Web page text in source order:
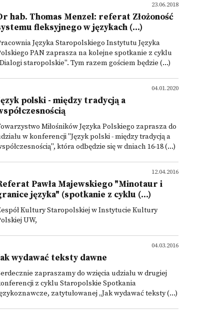
23.06.2018
hab. Thomas Menzel: referat Złożoność
fleksyjnego w językach (...)
Języka Staropolskiego Instytutu Języka
PAN zaprasza na kolejne spotkanie z cyklu
staropolskie". Tym razem gościem będzie (...)
04.01.2020
polski - między tradycją a
Miłośników Języka Polskiego zaprasza do
w konferencji "Język polski - między tradycją a
która odbędzie się w dniach 16-18 (...)
12.04.2016
Pawła Majewskiego "Minotaur i
języka" (spotkanie z cyklu (...)
Kultury Staropolskiej w Instytucie Kultury
UW,
04.03.2016
wydawać teksty dawne
zapraszamy do wzięcia udziału w drugiej
z cyklu Staropolskie Spotkania
zatytułowanej „Jak wydawać teksty (...)